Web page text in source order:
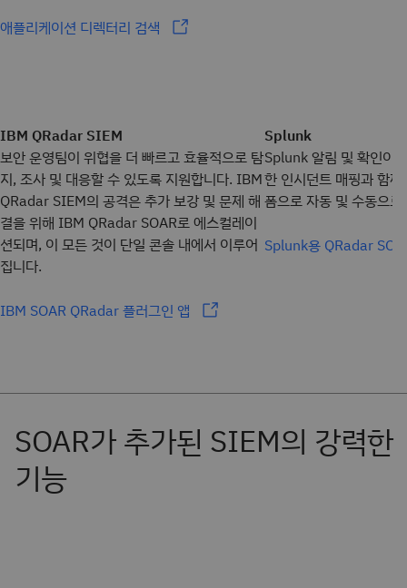
애플리케이션 디렉터리 검색
IBM QRadar SIEM
보안 운영팀이 위협을 더 빠르고 효율적으로 탐
지, 조사 및 대응할 수 있도록 지원합니다. IBM
QRadar SIEM의 공격은 추가 보강 및 문제 해
결을 위해 IBM QRadar SOAR로 에스컬레이
션되며, 이 모든 것이 단일 콘솔 내에서 이루어
집니다.
IBM SOAR QRadar 플러그인 앱
Splunk
Splunk 알림 및 확인이
한 인시던트 매핑과 함
폼으로 자동 및 수동으
Splunk용 QRadar